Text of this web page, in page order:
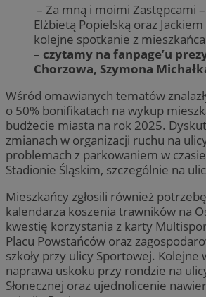
– Za mną i moimi Zastępcami –
Elżbietą Popielską oraz
kolejne spotkanie z
– czytamy na fanpage’u
Chorzowa, Szymona
Wśród omawianych tematów
o 50% bonifikatach na wykup
budżecie miasta na rok 2025.
zmianach w organizacji ruchu na
problemach z parkowaniem w
Stadionie Śląskim, szczególnie na
Mieszkańcy zgłosili również
kalendarza koszenia trawników na
kwestię korzystania z karty
Placu Powstańców oraz
szkoły przy ulicy Sportowej.
naprawa uskoku przy rondzie na
Słonecznej oraz ujednolicenie